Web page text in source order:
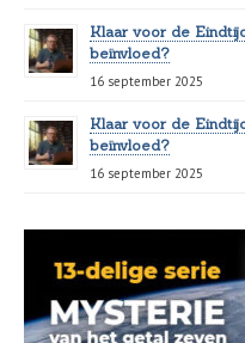
Klaar voor de
beïnvloed?
16 september 2025
Klaar voor de
beïnvloed?
16 september 2025